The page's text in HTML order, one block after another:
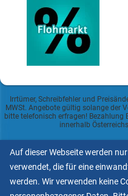
Irrtümer, Schreibfehler und
MWSt. Angebote gültig solange der
bitte telefonisch erfragen! Bezahlung
innerhalb
Allgemeine
Auf dieser Webseite werden
verwendet, die für eine
werden. Wir verwenden keine